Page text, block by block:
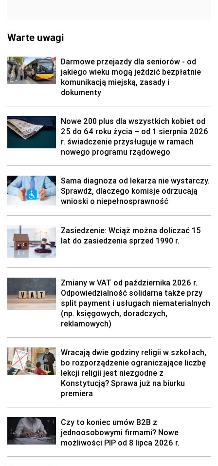
Warte uwagi
Darmowe przejazdy dla seniorów - od
jakiego wieku mogą jeździć bezpłatnie
komunikacją miejską, zasady i
dokumenty
Nowe 200 plus dla wszystkich kobiet od
25 do 64 roku życia – od 1 sierpnia 2026
r. świadczenie przysługuje w ramach
nowego programu rządowego
Sama diagnoza od lekarza nie wystarczy.
Sprawdź, dlaczego komisje odrzucają
wnioski o niepełnosprawność
Zasiedzenie: Wciąż można doliczać 15
lat do zasiedzenia sprzed 1990 r.
Zmiany w VAT od października 2026 r.
Odpowiedzialność solidarna także przy
split payment i usługach niematerialnych
(np. księgowych, doradczych,
reklamowych)
Wracają dwie godziny religii w szkołach,
bo rozporządzenie ograniczające liczbę
lekcji religii jest niezgodne z
Konstytucją? Sprawa już na biurku
premiera
Czy to koniec umów B2B z
jednoosobowymi firmami? Nowe
możliwości PIP od 8 lipca 2026 r.